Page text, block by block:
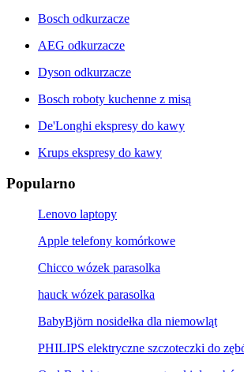
Bosch odkurzacze
AEG odkurzacze
Dyson odkurzacze
Bosch roboty kuchenne z misą
De'Longhi ekspresy do kawy
Krups ekspresy do kawy
Popularno
Lenovo laptopy
Apple telefony komórkowe
Chicco wózek parasolka
hauck wózek parasolka
BabyBjörn nosidełka dla niemowląt
PHILIPS elektryczne szczoteczki do